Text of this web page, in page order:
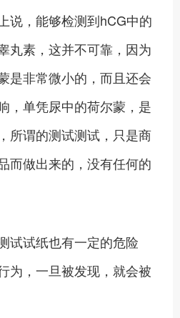
，能够检测到hCG中的
丸素，这并不可靠，因为
是非常微小的，而且还会
，单凭尿中的荷尔蒙，是
所谓的测试测试，只是商
而做出来的，没有任何的
试试纸也有一定的危险
为，一旦被发现，就会被